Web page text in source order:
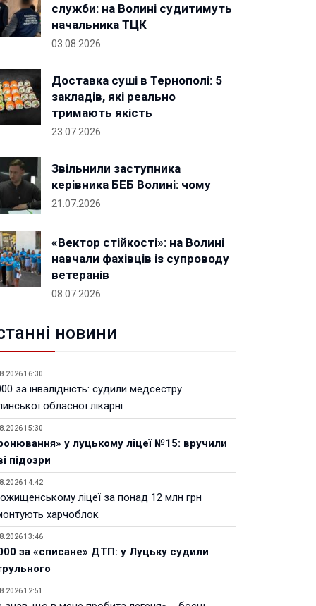
служби: на Волині судитимуть
начальника ТЦК
03.08.2026
Доставка суші в Тернополі: 5
закладів, які реально
тримають якість
23.07.2026
Звільнили заступника
керівника БЕБ Волині: чому
21.07.2026
«Вектор стійкості»: на Волині
навчали фахівців із супроводу
ветеранів
08.07.2026
новини
16:30
за інвалідність: судили медсестру
обласної лікарні
15:30
у луцькому ліцеї №15: вручили
підозри
14:42
ліцеї за понад 12 млн грн
харчоблок
13:46
за «списане» ДТП: у Луцьку судили
12:51